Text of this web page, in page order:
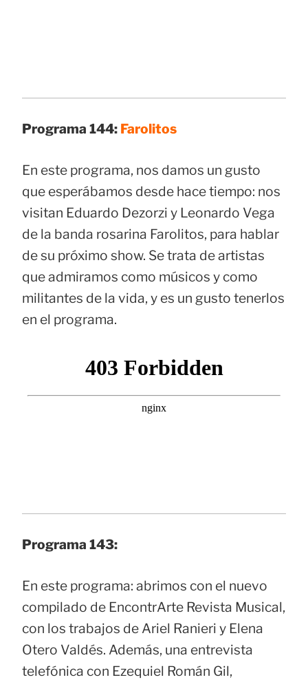
Programa 144: Farolitos
En este programa, nos damos un gusto
que esperábamos desde hace tiempo: nos
visitan Eduardo Dezorzi y Leonardo Vega
de la banda rosarina Farolitos, para hablar
de su próximo show. Se trata de artistas
que admiramos como músicos y como
militantes de la vida, y es un gusto tenerlos
en el programa.
Programa 143:
En este programa: abrimos con el nuevo
compilado de EncontrArte Revista Musical,
con los trabajos de Ariel Ranieri y Elena
Otero Valdés. Además, una entrevista
telefónica con Ezequiel Román Gil,